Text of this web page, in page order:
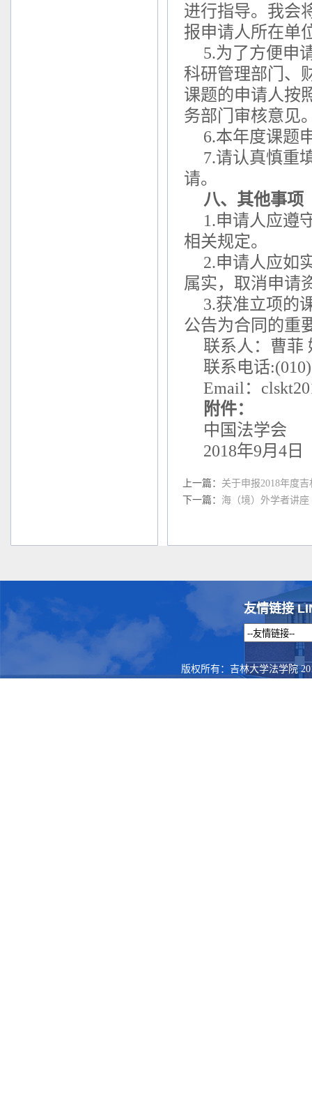
进行指导。我会
报申请人所在单
5.为了方便申
科研管理部门、
课题的申请人按
务部门审核意见
6.本年度课题
7.请认真慎重
请。
八、其他事项
1.申请人应遵
相关规定。
2.申请人应如
属实，取消申请
3.获准立项的
公告为合同的重
联系人：曹菲
联系电话
Email：
附件：
中国法学会
2018年9月4日
上一篇： 关于申报2018年度
下一篇： 海（境）外学者讲
友情链接
版权所有：吉林大学法学院